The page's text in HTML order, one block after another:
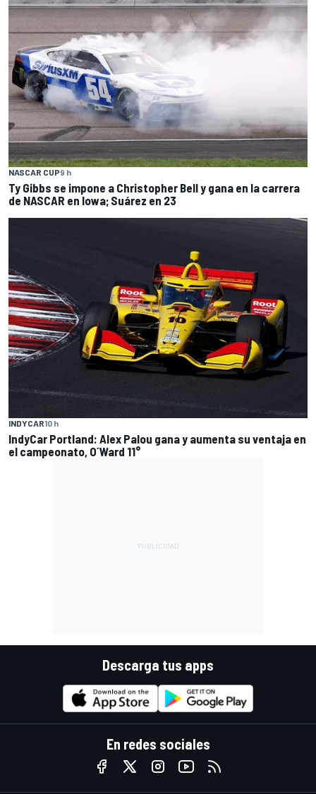
NASCAR CUP9 h
Ty Gibbs se impone a Christopher Bell y gana en la carrera
de NASCAR en Iowa; Suárez en 23
INDYCAR10 h
IndyCar Portland: Alex Palou gana y aumenta su ventaja en
el campeonato, O´Ward 11°
Descarga tus apps
En redes sociales